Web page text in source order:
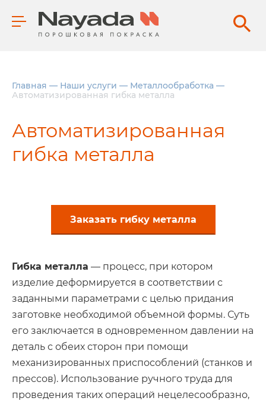
Главная — Наши услуги — Металлообработка —
Автоматизированная гибка металла
Автоматизированная
гибка металла
Заказать гибку металла
Гибка металла — процесс, при котором
изделие деформируется в соответствии с
заданными параметрами с целью придания
заготовке необходимой объемной формы. Суть
его заключается в одновременном давлении на
деталь с обеих сторон при помощи
механизированных приспособлений (станков и
прессов). Использование ручного труда для
проведения таких операций нецелесообразно,